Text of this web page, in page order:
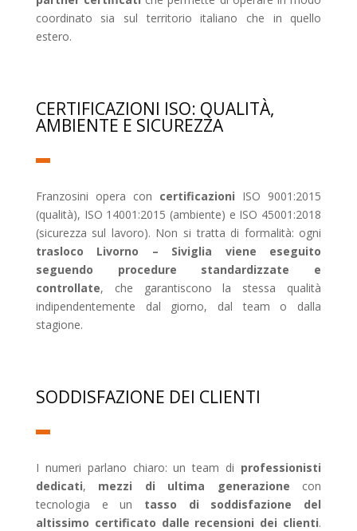
coordinato sia sul territorio italiano che in quello
estero.
CERTIFICAZIONI ISO: QUALITÀ,
AMBIENTE E SICUREZZA
Franzosini opera con certificazioni ISO 9001:2015
(qualità), ISO 14001:2015 (ambiente) e ISO 45001:2018
(sicurezza sul lavoro). Non si tratta di formalità: ogni
trasloco Livorno – Siviglia viene eseguito
seguendo procedure standardizzate e
controllate, che garantiscono la stessa qualità
indipendentemente dal giorno, dal team o dalla
stagione.
SODDISFAZIONE DEI CLIENTI
I numeri parlano chiaro: un team di professionisti
dedicati, mezzi di ultima generazione con
tecnologia e un tasso di soddisfazione del
altissimo certificato dalle recensioni dei clienti.